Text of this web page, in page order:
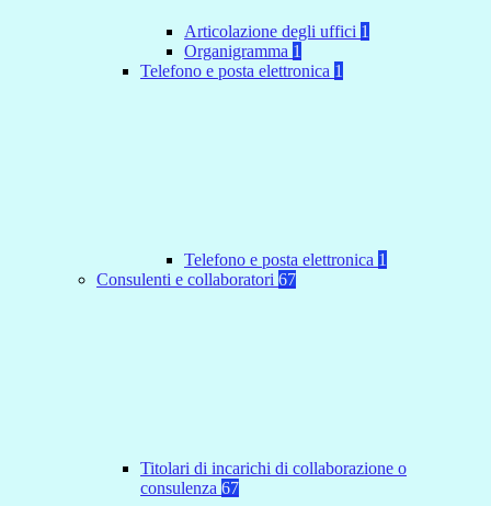
Articolazione degli uffici 1
Organigramma 1
Telefono e posta elettronica 1
Telefono e posta elettronica 1
Consulenti e collaboratori 67
Titolari di incarichi di collaborazione o
consulenza 67